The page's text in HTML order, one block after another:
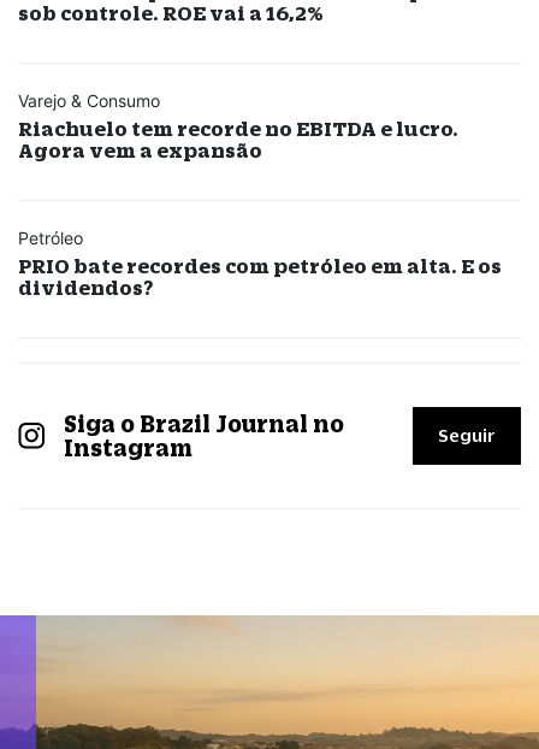
sob controle. ROE vai a 16,2%
Varejo & Consumo
Riachuelo tem recorde no EBITDA e lucro.
Agora vem a expansão
Petróleo
PRIO bate recordes com petróleo em alta. E os
dividendos?
Siga o Brazil Journal no
Instagram
Seguir